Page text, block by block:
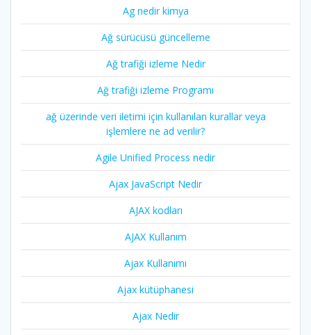
Ag nedir kimya
Ağ sürücüsü güncelleme
Ağ trafiği izleme Nedir
Ağ trafiği izleme Programı
ağ üzerinde veri iletimi için kullanılan kurallar veya
işlemlere ne ad verilir?
Agile Unified Process nedir
Ajax JavaScript Nedir
AJAX kodları
AJAX Kullanım
Ajax Kullanımı
Ajax kütüphanesi
Ajax Nedir